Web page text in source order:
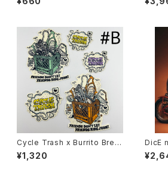
ue)
Cycle Trash x Burrito Breat
h Sticker pack ‘24 ver.#B
¥1,320
DicE